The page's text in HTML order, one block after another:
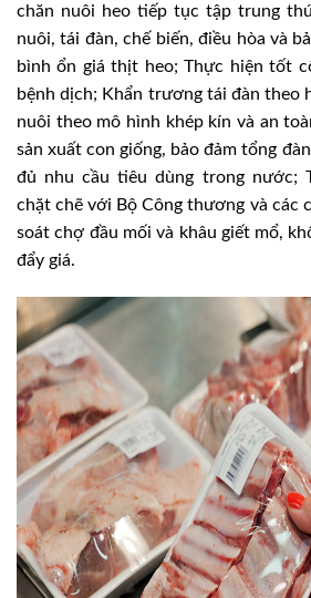
chăn nuôi heo tiếp tục tập trung
nuôi, tái đàn, chế biến, điều hòa và
bình ổn giá thịt heo; Thực hiện tốt
bệnh dịch; Khẩn trương tái đàn theo
nuôi theo mô hình khép kín và an
sản xuất con giống, bảo đảm tổng
đủ nhu cầu tiêu dùng trong nước;
chặt chẽ với Bộ Công thương và các
soát chợ đầu mối và khâu giết mổ,
đẩy giá.